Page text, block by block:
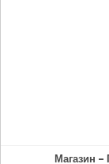
Магазин